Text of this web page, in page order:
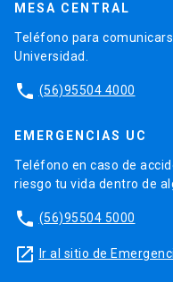
MESA CENTRAL
Teléfono para
Universidad.
phone (56)95504 4000
EMERGENCIAS UC
Teléfono en caso de
riesgo tu vida dentro de
phone (56)95504 5000
launch Ir al sitio de